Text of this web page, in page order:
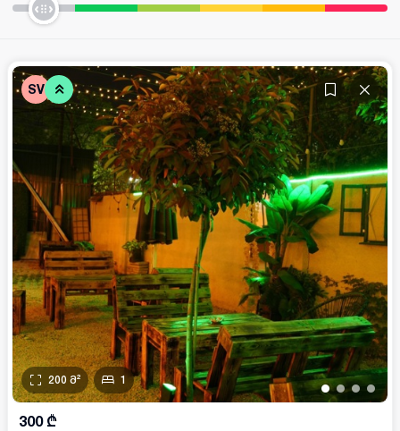
SV
••••
200 მ² 1
300 ₾